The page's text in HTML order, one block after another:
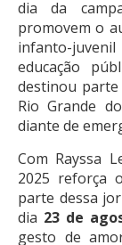
dia da
promovem o
infanto-
educação
destinou
Rio Grande
diante de
Com Rayssa
2025 reforça
parte dessa
dia 23 de
gesto de